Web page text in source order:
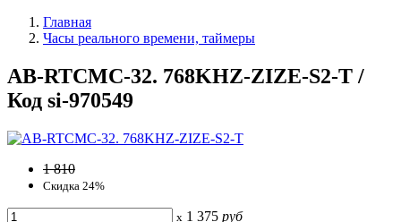
Главная
Часы реального времени, таймеры
AB-RTCMC-32. 768KHZ-ZIZE-S2-T /
Код si-970549
1 810
Скидка 24%
x 1 375 руб